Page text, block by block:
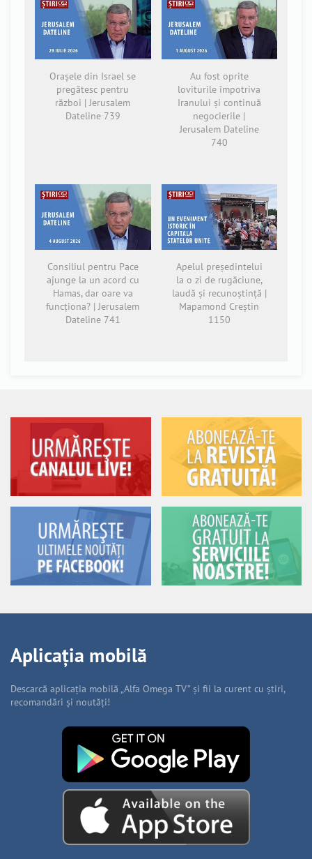
Orașele din Israel se
pregătesc pentru
război | Jerusalem
Dateline 739
Au fost oprite
loviturile împotriva
Iranului și continuă
negocierile |
Jerusalem Dateline
740
Consiliul pentru Pace
ajunge la un acord cu
Hamas, dar oare va
funcționa? | Jerusalem
Dateline 741
Apelul președintelui
la o zi de rugăciune,
laudă și recunoștință |
Mapamond Creștin
1150
Aplicația mobilă
Descarcă aplicația mobilă „Alfa Omega TV” și fii la curent cu știri,
recomandări și noutăți!